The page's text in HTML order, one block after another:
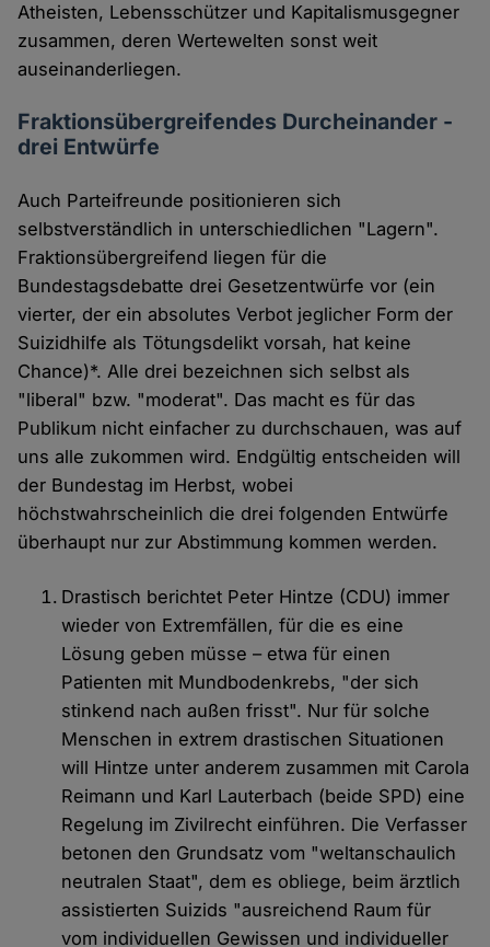
Atheisten, Lebensschützer und Kapitalismusgegner
zusammen, deren Wertewelten sonst weit
auseinanderliegen.
Fraktionsübergreifendes Durcheinander -
drei Entwürfe
Auch Parteifreunde positionieren sich
selbstverständlich in unterschiedlichen "Lagern".
Fraktionsübergreifend liegen für die
Bundestagsdebatte drei Gesetzentwürfe vor (ein
vierter, der ein absolutes Verbot jeglicher Form der
Suizidhilfe als Tötungsdelikt vorsah, hat keine
Chance)*. Alle drei bezeichnen sich selbst als
"liberal" bzw. "moderat". Das macht es für das
Publikum nicht einfacher zu durchschauen, was auf
uns alle zukommen wird. Endgültig entscheiden will
der Bundestag im Herbst, wobei
höchstwahrscheinlich die drei folgenden Entwürfe
überhaupt nur zur Abstimmung kommen werden.
Drastisch berichtet Peter Hintze (CDU) immer
wieder von Extremfällen, für die es eine
Lösung geben müsse – etwa für einen
Patienten mit Mundbodenkrebs, "der sich
stinkend nach außen frisst". Nur für solche
Menschen in extrem drastischen Situationen
will Hintze unter anderem zusammen mit Carola
Reimann und Karl Lauterbach (beide SPD) eine
Regelung im Zivilrecht einführen. Die Verfasser
betonen den Grundsatz vom "weltanschaulich
neutralen Staat", dem es obliege, beim ärztlich
assistierten Suizids "ausreichend Raum für
vom individuellen Gewissen und individueller